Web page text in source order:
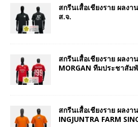
สกรีนเสื้อเชียงราย ผลง
ส.จ.
สกรีนเสื้อเชียงราย ผลงา
MORGAN ทีมประชาสัม
สกรีนเสื้อเชียงราย ผลงา
INGJUNTRA FARM